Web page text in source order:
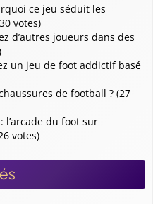
ce jeu séduit les
votes)
d’autres joueurs dans des
un jeu de foot addictif basé
de football ? (27
l’arcade du foot sur
votes)